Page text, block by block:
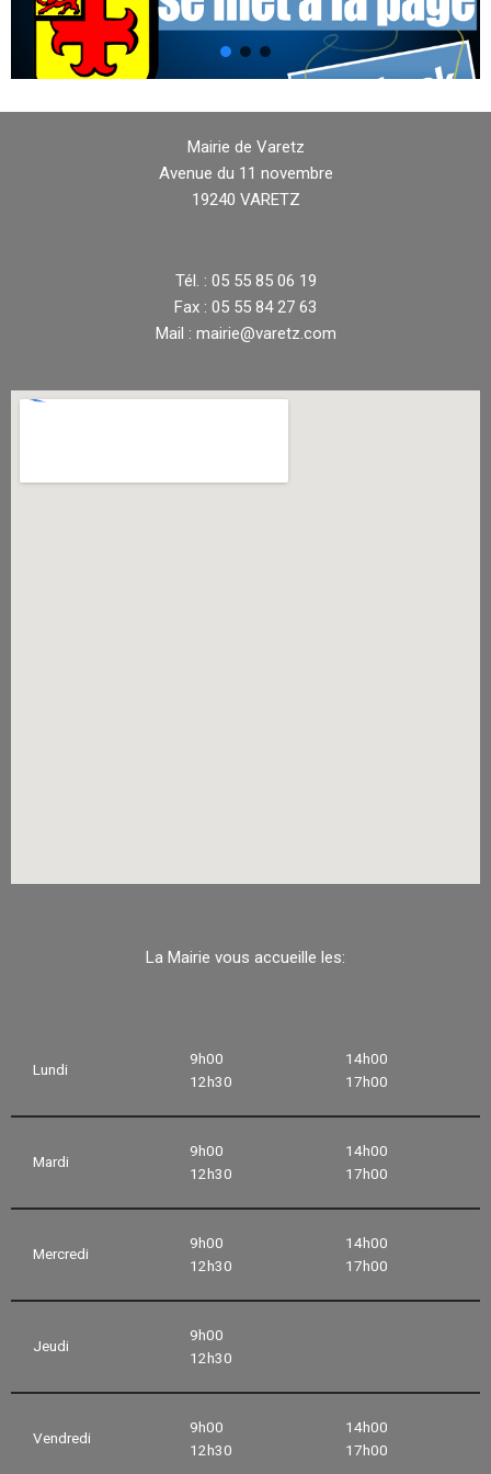
Mairie de Varetz
Avenue du 11 novembre
19240 VARETZ
Tél. : 05 55 85 06 19
Fax : 05 55 84 27 63
Mail : mairie@varetz.com
La Mairie vous accueille les:
Lundi
9h00
12h30
14h00
17h00
Mardi
9h00
12h30
14h00
17h00
Mercredi
9h00
12h30
14h00
17h00
Jeudi
9h00
12h30
Vendredi
9h00
12h30
14h00
17h00